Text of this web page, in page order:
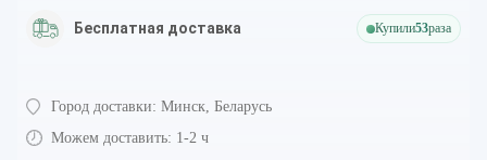
Бесплатная доставка Купили53раза
Город доставки: Минск, Беларусь
Можем доставить: 1-2 ч